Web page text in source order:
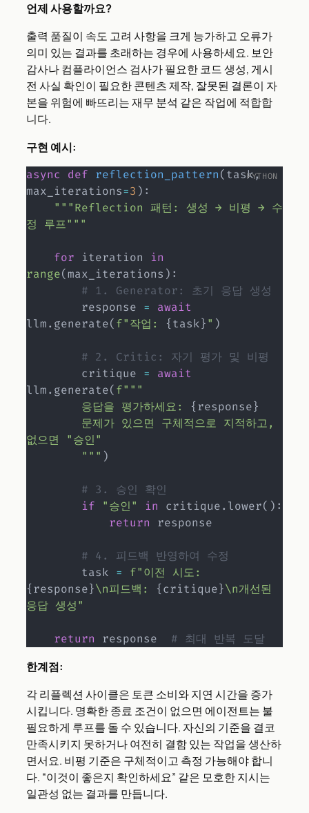
언제 사용할까요?
출력 품질이 속도 고려 사항을 크게 능가하고 오류가
의미 있는 결과를 초래하는 경우에 사용하세요. 보안
감사나 컴플라이언스 검사가 필요한 코드 생성, 게시
전 사실 확인이 필요한 콘텐츠 제작, 잘못된 결론이 자
본을 위험에 빠뜨리는 재무 분석 같은 작업에 적합합
니다.
구현 예시:
async def reflection_pattern(task,
max_iterations=3 ) :
"""Reflection 패턴: 생성 → 비평 → 수
정 루프"""
for iteration in
range(max_iterations ) :
# 1. Generator: 초기 응답 생성
        response
=
await
llm. generate(f"작업: {task}" )
# 2. Critic: 자기 평가 및 비평
        critique
=
await
llm. generate(f"""
        응답을 평가하세요:
{response}
없으면 "승인"
        """
)
# 3. 승인 확인
if
"승인" in critique. lower( ) :
return response
# 4. 피드백 반영하여 수정
        task
=
{response}\n피드백: {critique}\n개선된
응답 생성"
return response # 최대 반복 도달
한계점:
각 리플렉션 사이클은 토큰 소비와 지연 시간을 증가
시킵니다. 명확한 종료 조건이 없으면 에이전트는 불
필요하게 루프를 돌 수 있습니다. 자신의 기준을 결코
만족시키지 못하거나 여전히 결함 있는 작업을 생산하
면서요. 비평 기준은 구체적이고 측정 가능해야 합니
다. “이것이 좋은지 확인하세요” 같은 모호한 지시는
일관성 없는 결과를 만듭니다.